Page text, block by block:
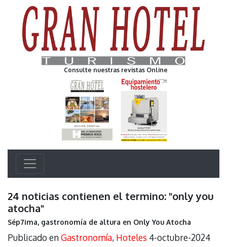
Consulte nuestras revistas Online
24 noticias contienen el termino: "only you
atocha"
Sép7ima, gastronomía de altura en Only You Atocha
Publicado enGastronomía, Hoteles 4-octubre-2024